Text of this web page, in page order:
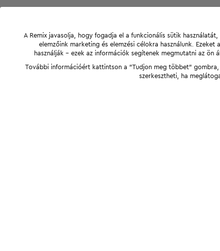
A Remix javasolja, hogy fogadja el a funkcionális sütik
elemzőink marketing és elemzési célokra használunk.
használják - ezek az információk segítenek megmutatni az
További információért kattintson a "Tudjon meg többet"
szerkesztheti, ha